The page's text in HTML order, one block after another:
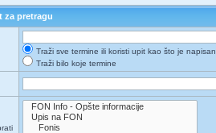
za pretragu
Traži sve termine ili koristi upit kao što je napisan
Traži bilo koje termine